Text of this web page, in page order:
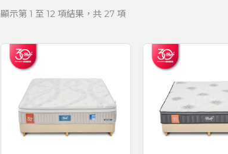
顯示第 1 至 12 項結果，共 27 項
圍：
NT$25,800
NT$51,800